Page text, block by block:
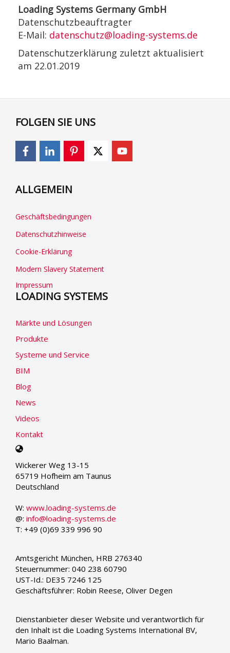
Loading Systems Germany GmbH
Datenschutzbeauftragter
E-Mail: datenschutz@loading-systems.de
Datenschutzerklärung zuletzt aktualisiert
am 22.01.2019
FOLGEN SIE UNS
ALLGEMEIN
Geschäftsbedingungen
Datenschutzhinweise
Cookie-Erklärung
Modern Slavery Statement
Impressum
LOADING SYSTEMS
Märkte und Lösungen
Produkte
Systeme und Service
BIM
Blog
News
Videos
Kontakt
Select
language
Wickerer Weg 13-15
65719 Hofheim am Taunus
Deutschland
W: www.loading-systems.de
@: info@loading-systems.de
T: +49 (0)69 339 996 90
Amtsgericht München, HRB 276340
Steuernummer: 040 238 60790
UST-Id.: DE35 7246 125
Geschäftsführer: Robin Reese, Oliver Degen
Dienstanbieter dieser Website und verantwortlich für
den Inhalt ist die Loading Systems International BV,
Mario Baalman.